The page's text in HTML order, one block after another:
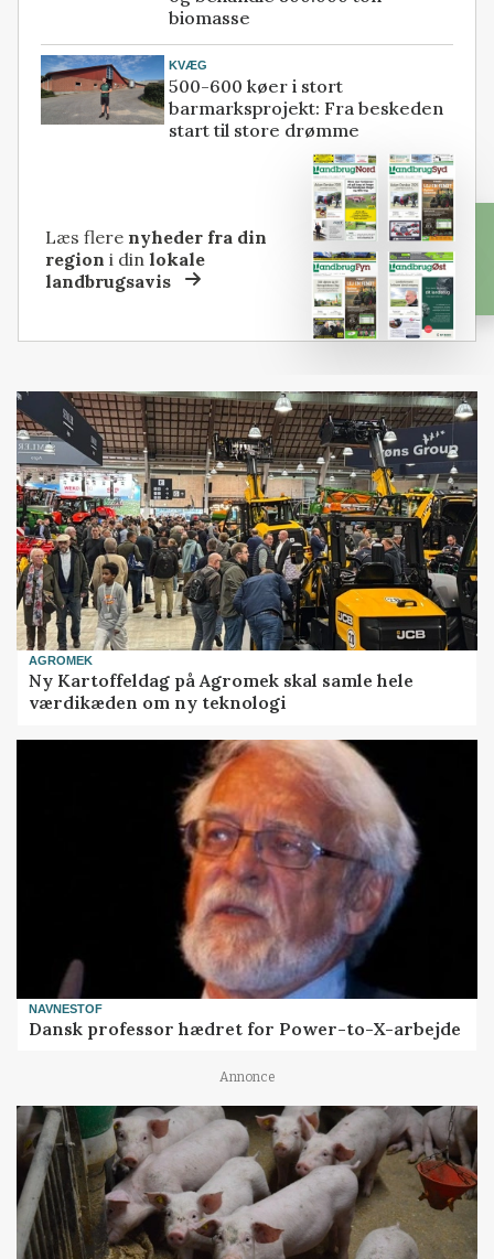
biomasse
KVÆG
500-600 køer i stort
barmarksprojekt: Fra beskeden
start til store drømme
Læs flere nyheder fra din
region i dinlokale
landbrugsavis
AGROMEK
Ny Kartoffeldag på Agromek skal samle hele
værdikæden om ny teknologi
NAVNESTOF
Dansk professor hædret for Power-to-X-arbejde
Annonce